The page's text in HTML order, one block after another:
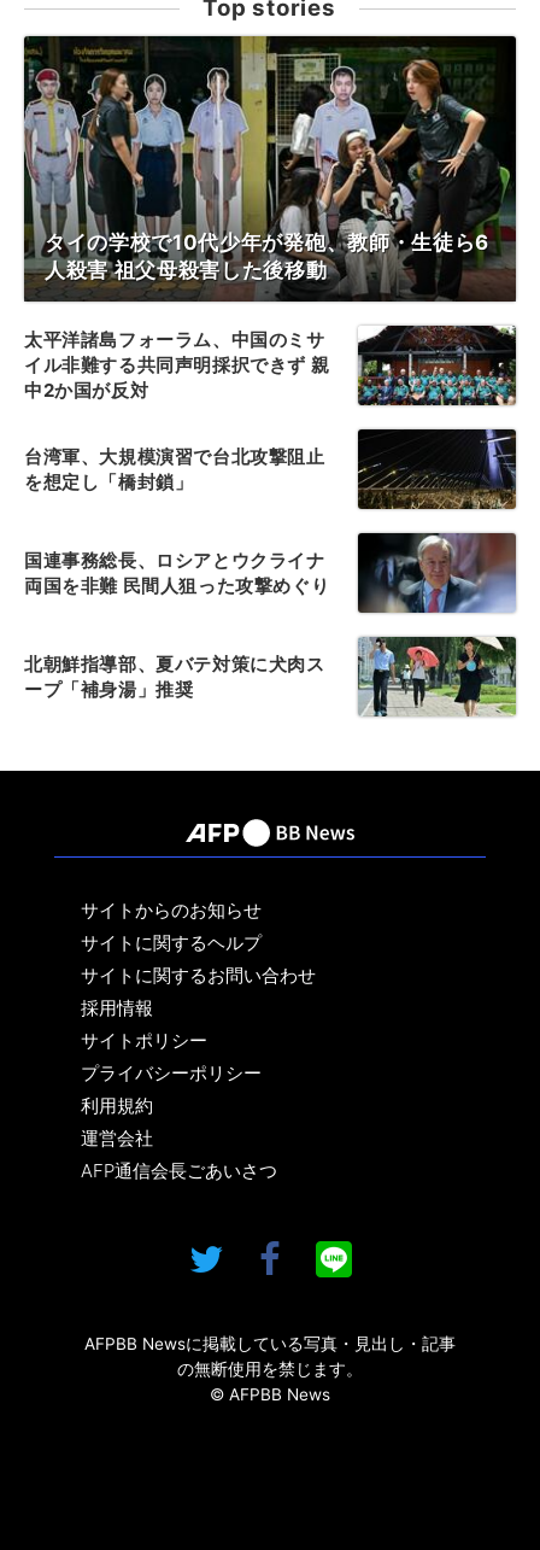
Top stories
タイの学校で10代少年が発砲、教師・生徒ら6
人殺害 祖父母殺害した後移動
太平洋諸島フォーラム、中国のミサ
イル非難する共同声明採択できず 親
中2か国が反対
台湾軍、大規模演習で台北攻撃阻止
を想定し「橋封鎖」
国連事務総長、ロシアとウクライナ
両国を非難 民間人狙った攻撃めぐり
北朝鮮指導部、夏バテ対策に犬肉ス
ープ「補身湯」推奨
サイトからのお知らせ
サイトに関するヘルプ
サイトに関するお問い合わせ
採用情報
サイトポリシー
プライバシーポリシー
利用規約
運営会社
AFP通信会長ごあいさつ
AFPBB Newsに掲載している写真・見出し・記事
の無断使用を禁じます。
© AFPBB News